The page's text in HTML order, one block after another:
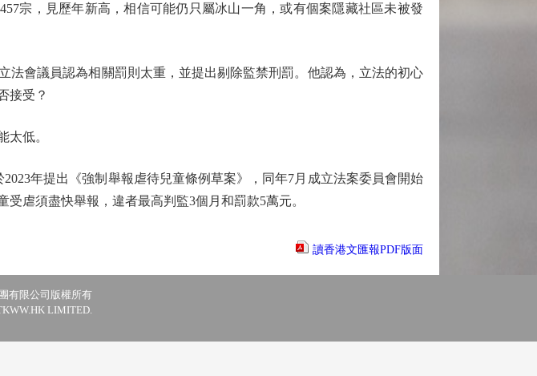
宗，見歷年新高，相信可能仍只屬冰山一角，或有個案隱藏社區未被發
會議員認為相關罰則太重，並提出剔除監禁刑罰。他認為，立法的初心
接受？
低。
年提出《強制舉報虐待兒童條例草案》，同年7月成立法案委員會開始
虐須盡快舉報，違者最高判監3個月和罰款5萬元。
讀香港文匯報PDF版面
有限公司版權所有
LIMITED.